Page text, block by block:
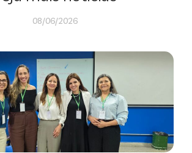
08/06/2026